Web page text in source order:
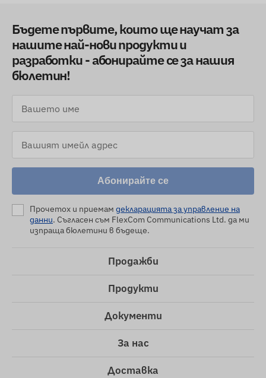
Бъдете първите, които ще научат за
нашите най-нови продукти и
разработки - абонирайте се за нашия
бюлетин!
Абонирайте се
Прочетох и приемам декларацията за управление на
данни. Съгласен съм FlexCom Communications Ltd. да ми
изпраща бюлетини в бъдеще.
Продажби
Продукти
Документи
За нас
Доставка